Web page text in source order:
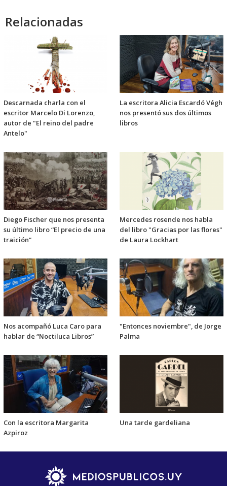
Relacionadas
Descarnada charla con el
escritor Marcelo Di Lorenzo,
autor de "El reino del padre
Antelo"
La escritora Alicia Escardó Végh
nos presentó sus dos últimos
libros
Diego Fischer que nos presenta
su último libro “El precio de una
traición”
Mercedes rosende nos habla
del libro "Gracias por las flores"
de Laura Lockhart
Nos acompañó Luca Caro para
hablar de “Noctiluca Libros”
"Entonces noviembre", de Jorge
Palma
Con la escritora Margarita
Azpiroz
Una tarde gardeliana